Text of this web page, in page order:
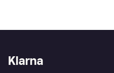
Klarna